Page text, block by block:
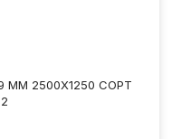
ММ 2500Х1250 СОРТ